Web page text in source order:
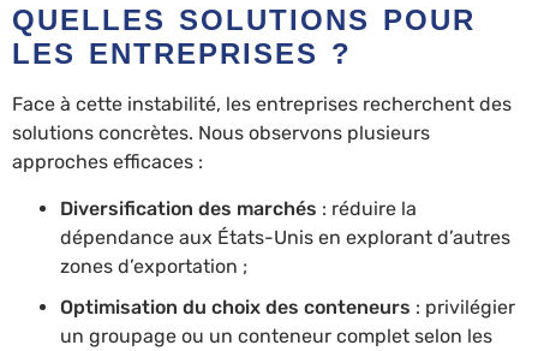
QUELLES SOLUTIONS POUR
LES ENTREPRISES ?
Face à cette instabilité, les entreprises recherchent des
solutions concrètes. Nous observons plusieurs
approches efficaces :
Diversification des marchés : réduire la
dépendance aux États-Unis en explorant d’autres
zones d’exportation ;
Optimisation du choix des conteneurs : privilégier
un groupage ou un conteneur complet selon les